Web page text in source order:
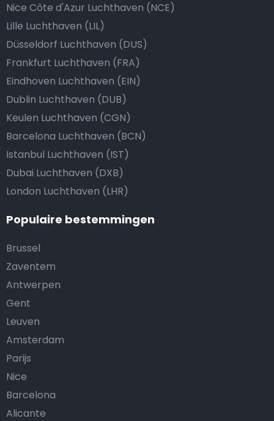
Nice Côte d'Azur Luchthaven (NCE)
Lille Luchthaven (LIL)
Düsseldorf Luchthaven (DUS)
Frankfurt Luchthaven (FRA)
Eindhoven Luchthaven (EIN)
Dublin Luchthaven (DUB)
Keulen Luchthaven (CGN)
Barcelona Luchthaven (BCN)
Istanbul Luchthaven (IST)
Dubai Luchthaven (DXB)
London Luchthaven (LHR)
Populaire bestemmingen
Brussel
Zaventem
Antwerpen
Gent
Leuven
Amsterdam
Parijs
Nice
Barcelona
Alicante